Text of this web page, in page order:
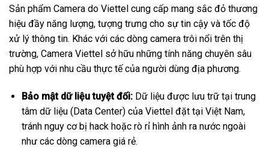
Sản phẩm Camera do Viettel cung cấp mang sắc đỏ thương
hiệu đầy năng lượng, tượng trưng cho sự tin cậy và tốc độ
xử lý thông tin. Khác với các dòng camera trôi nổi trên thị
trường, Camera Viettel sở hữu những tính năng chuyên sâu
phù hợp với nhu cầu thực tế của người dùng địa phương.
Bảo mật dữ liệu tuyệt đối:Dữ liệu được lưu trữ tại trung
tâm dữ liệu (Data Center) của Viettel đặt tại Việt Nam,
tránh nguy cơ bị hack hoặc rò rỉ hình ảnh ra nước ngoài
như các dòng camera giá rẻ.